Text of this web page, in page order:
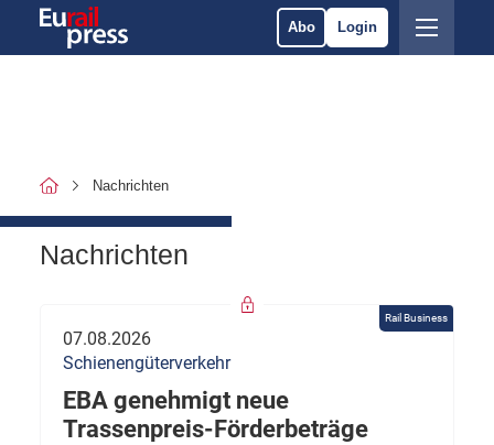
Abo Login
Nachrichten
Nachrichten
Rail Business
07.08.2026
Schienengüterverkehr
EBA genehmigt neue
Trassenpreis-Förderbeträge